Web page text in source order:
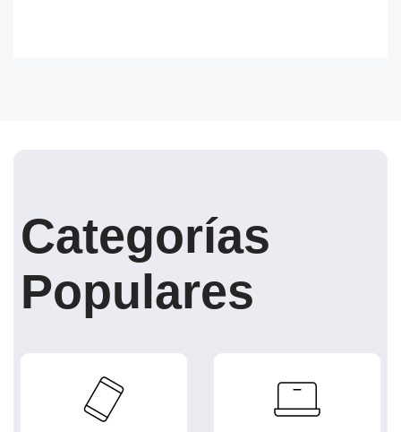
Categorías
Populares